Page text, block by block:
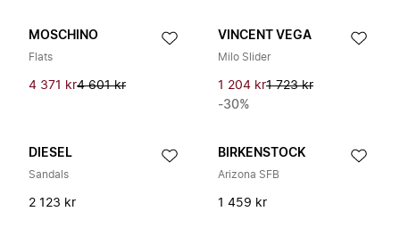
MOSCHINO
Flats
4 371 kr4 601 kr
VINCENT VEGA
Milo Slider
1 204 kr1 723 kr
-30%
DIESEL
Sandals
2 123 kr
BIRKENSTOCK
Arizona SFB
1 459 kr